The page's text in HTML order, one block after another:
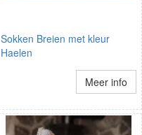
Sokken Breien met kleur
Haelen
Meer info